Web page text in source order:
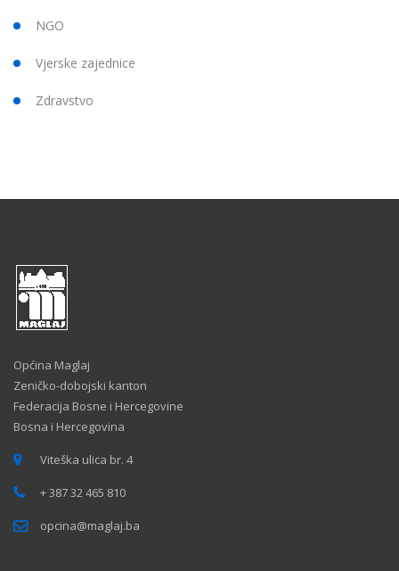
NGO
Vjerske zajednice
Zdravstvo
Općina Maglaj
Zeničko-dobojski kanton
Federacija Bosne i Hercegovine
Bosna i Hercegovina
Viteška ulica br. 4
+ 387 32 465 810
opcina@maglaj.ba